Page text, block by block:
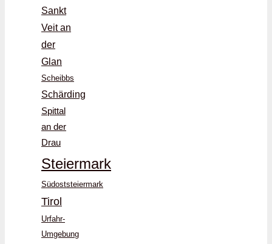
Sankt
Veit an
der
Glan
Scheibbs
Schärding
Spittal
an der
Drau
Steiermark
Südoststeiermark
Tirol
Urfahr-
Umgebung